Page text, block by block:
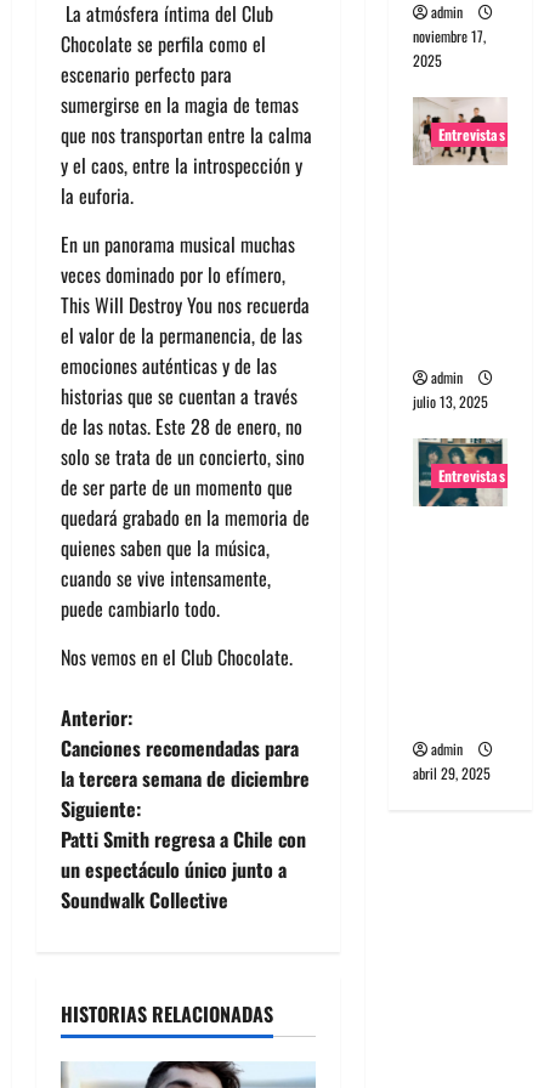
La atmósfera íntima del Club
Chocolate se perfila como el
escenario perfecto para
sumergirse en la magia de temas
que nos transportan entre la calma
y el caos, entre la introspección y
la euforia.
En un panorama musical muchas
veces dominado por lo efímero,
This Will Destroy You nos recuerda
el valor de la permanencia, de las
emociones auténticas y de las
historias que se cuentan a través
de las notas. Este 28 de enero, no
solo se trata de un concierto, sino
de ser parte de un momento que
quedará grabado en la memoria de
quienes saben que la música,
cuando se vive intensamente,
puede cambiarlo todo.
Nos vemos en el Club Chocolate.
N
a
v
e
c
Anterior:
Canciones recomendadas para
la tercera semana de diciembre
Siguiente:
Patti Smith regresa a Chile con
un espectáculo único junto a
Soundwalk Collective
HISTORIAS RELACIONADAS
admin
noviembre 17,
2025
Entrevistas
admin
julio 13, 2025
Entrevistas
admin
abril 29, 2025